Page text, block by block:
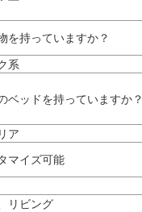
を持っていますか？
系
ベッドを持っていますか？
ア
マイズ可能
リビング